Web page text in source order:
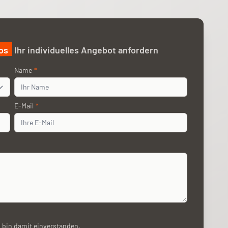
Ihr individuelles Angebot anfordern
Name
Name *
E-Mail
E-Mail *
bin damit einverstanden.